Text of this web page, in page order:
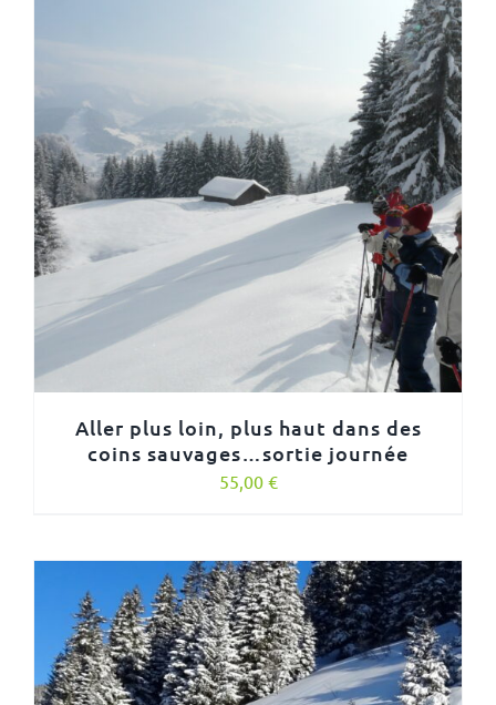
Aller plus loin, plus haut dans des
coins sauvages…sortie journée
55,00 €